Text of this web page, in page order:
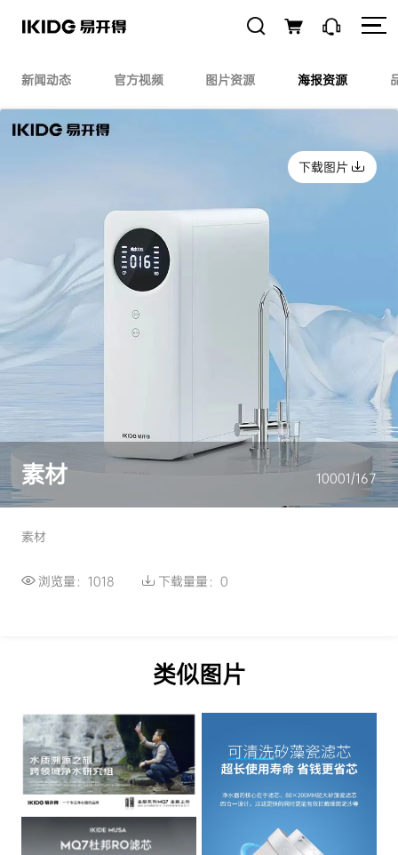
新闻动态 官方视频 图片资源 海报资源
下载图片
素材 10001/167
素材
浏览量：1018 下载量量：0
类似图片